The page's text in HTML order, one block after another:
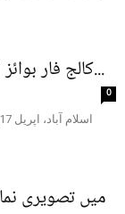
FG کالج فار بوائز ایچ نائن کے طلباء،اساتذہ کا کالج کی...
0